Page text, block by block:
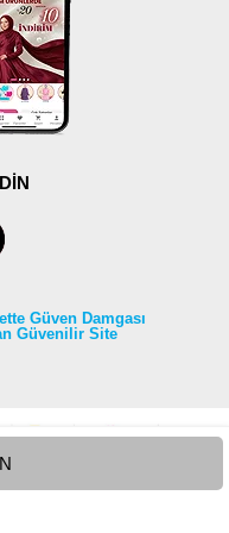
Güven Damgası
Güvenilir Site